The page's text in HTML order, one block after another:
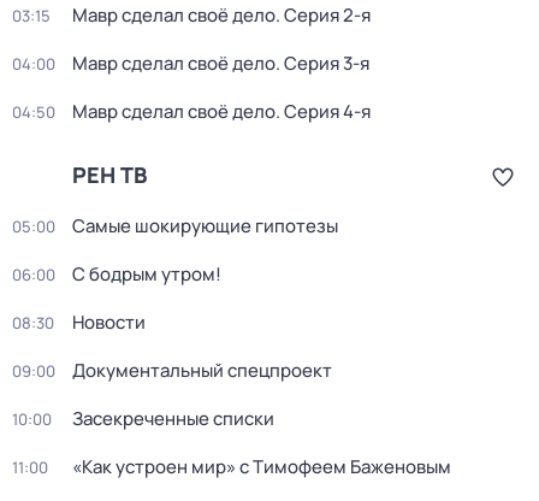
03:15 Мавр сделал своё дело. Серия 2-я
04:00 Мавр сделал своё дело. Серия 3-я
04:50 Мавр сделал своё дело. Серия 4-я
РЕН ТВ
05:00 Самые шoкиpующие гипотезы
06:00 С бодрым утром!
08:30 Новости
09:00 Документальный спецпроект
10:00 Зacекрeченные cписки
11:00 «Как устроен мир» с Тимофеем Баженовым